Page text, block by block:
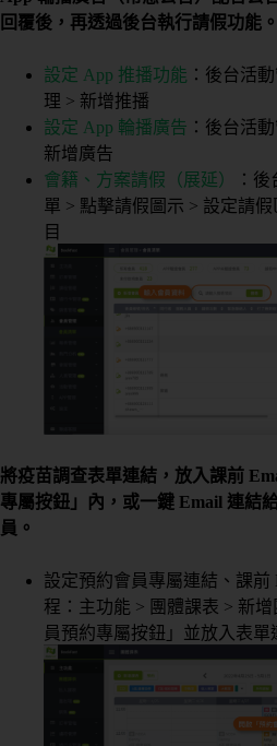
回覆後，再透過後台執行請假功能。
設定 App 推播功能 ：後台活
理 > 新增推播
設定 App 輪播廣告 ：後台活
新增廣告
會籍、方案請假（展延）
：
單 > 點擊請假圖示 > 設定請
目
將疫苗調查表單連結，放入課前
專屬按鈕」內，或一鍵 Email 連結
員。
設定預約會員專屬連結、課前
程：主功能 > 團體課表 > 新
員預約專屬按鈕」並放入表單